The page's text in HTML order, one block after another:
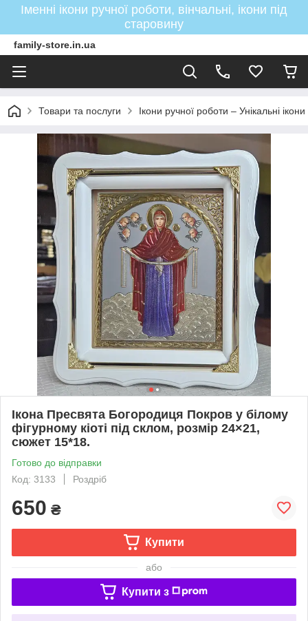
Іменні ікони ручної роботи, вінчальні, ікони під
старовину
family-store.in.ua
Товари та послуги Ікони ручної роботи – Унікальні
Ікона Пресвята Богородиця Покров у білому
фігурному кіоті під склом, розмір 24×21,
сюжет 15*18.
Готово до відправки
Код: 3133
Роздріб
650 ₴
Купити
або
Купити з